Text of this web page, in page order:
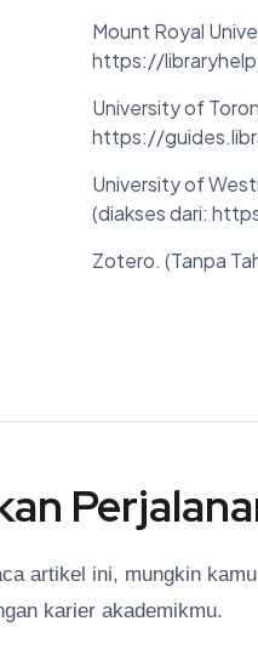
Mount Royal
https://
University of
https://
University of
(diakses dari:
Zotero. (Tanpa
artikel ini, mungkin
karier akademikmu.